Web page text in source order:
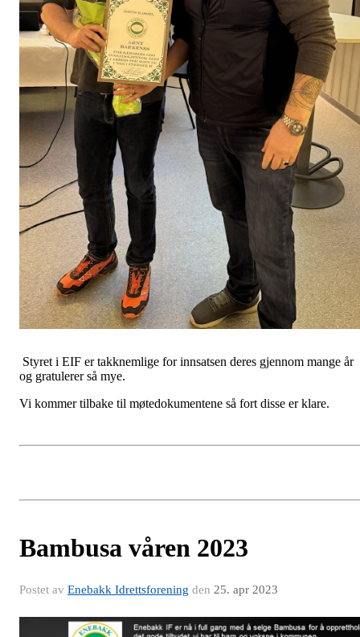
Styret i EIF er takknemlige for innsatsen deres gjennom mange år
og gratulerer så mye.
Vi kommer tilbake til møtedokumentene så fort disse er klare.
Bambusa våren 2023
Postet av Enebakk Idrettsforening den 25. apr 2023